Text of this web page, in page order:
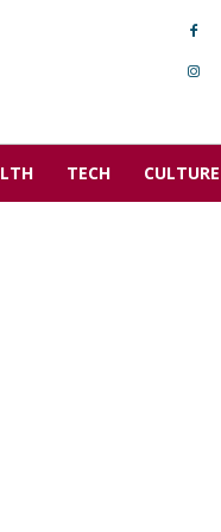
TECH CULTURE